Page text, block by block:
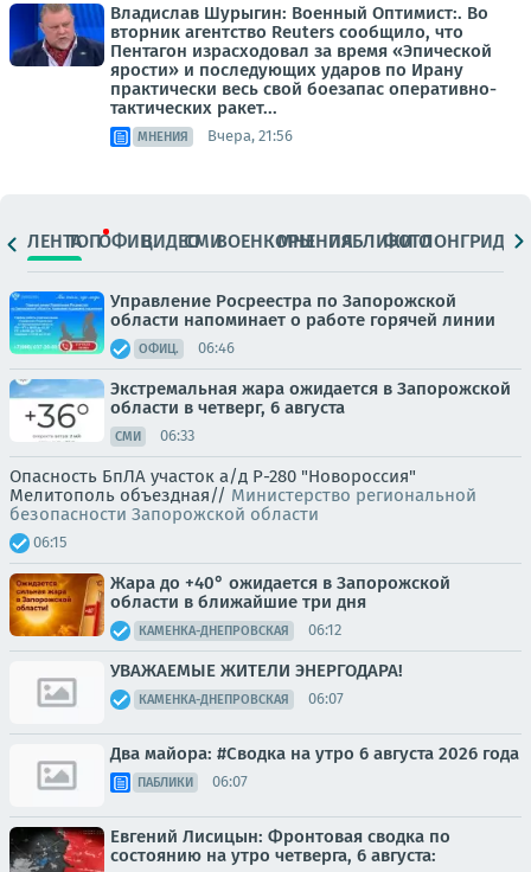
Владислав Шурыгин: Военный Оптимист:. Во
вторник агентство Reuters сообщило, что
Пентагон израсходовал за время «Эпической
ярости» и последующих ударов по Ирану
практически весь свой боезапас оперативно-
тактических ракет...
МНЕНИЯ Вчера, 21:56
ЛЕНТАТОПОФИЦ.ВИДЕОСМИВОЕНКОРЫМНЕНИЯПАБЛИКИ
ФОТОЛОНГРИДЫ
Управление Росреестра по Запорожской
области напоминает о работе горячей линии
ОФИЦ. 06:46
Экстремальная жара ожидается в Запорожской
области в четверг, 6 августа
СМИ 06:33
Опасность БпЛА участок а/д Р-280 "Новороссия"
Мелитополь объездная// Министерство региональной
безопасности Запорожской области
06:15
Жара до +40° ожидается в Запорожской
области в ближайшие три дня
КАМЕНКА-ДНЕПРОВСКАЯ 06:12
УВАЖАЕМЫЕ ЖИТЕЛИ ЭНЕРГОДАРА!
КАМЕНКА-ДНЕПРОВСКАЯ 06:07
Два майора: #Сводка на утро 6 августа 2026 года
ПАБЛИКИ 06:07
Евгений Лисицын: Фронтовая сводка по
состоянию на утро четверга, 6 августа: